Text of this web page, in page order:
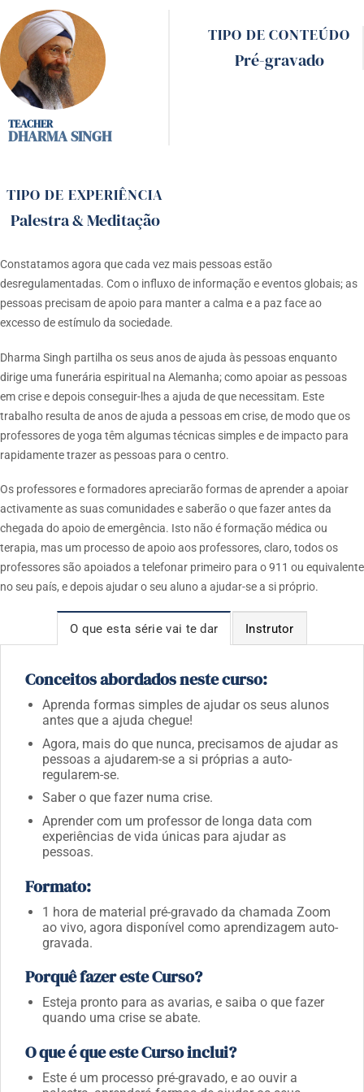
DHARMA SINGH
TIPO DE CONTEÚDO
Pré-gravado
TIPO DE EXPERIÊNCIA
Palestra & Meditação
Constatamos agora que cada vez mais pessoas estão
desregulamentadas. Com o influxo de informação e eventos globais; as
pessoas precisam de apoio para manter a calma e a paz face ao
excesso de estímulo da sociedade.
Dharma Singh partilha os seus anos de ajuda às pessoas enquanto
dirige uma funerária espiritual na Alemanha; como apoiar as pessoas
em crise e depois conseguir-lhes a ajuda de que necessitam. Este
trabalho resulta de anos de ajuda a pessoas em crise, de modo que os
professores de yoga têm algumas técnicas simples e de impacto para
rapidamente trazer as pessoas para o centro.
Os professores e formadores apreciarão formas de aprender a apoiar
activamente as suas comunidades e saberão o que fazer antes da
chegada do apoio de emergência. Isto não é formação médica ou
terapia, mas um processo de apoio aos professores, claro, todos os
professores são apoiados a telefonar primeiro para o 911 ou equivalente
no seu país, e depois ajudar o seu aluno a ajudar-se a si próprio.
O que esta série vai te dar Instrutor
Conceitos abordados neste curso:
Aprenda formas simples de ajudar os seus alunos
antes que a ajuda chegue!
Agora, mais do que nunca, precisamos de ajudar as
pessoas a ajudarem-se a si próprias a auto-
regularem-se.
Saber o que fazer numa crise.
Aprender com um professor de longa data com
experiências de vida únicas para ajudar as
pessoas.
Formato:
1 hora de material pré-gravado da chamada Zoom
ao vivo, agora disponível como aprendizagem auto-
gravada.
Porquê fazer este Curso?
Esteja pronto para as avarias, e saiba o que fazer
quando uma crise se abate.
O que é que este Curso inclui?
Este é um processo pré-gravado, e ao ouvir a